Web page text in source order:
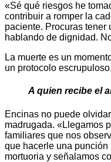
«Sé qué riesgos he
contribuir a romper la
paciente. Procuras tener
hablando de dignidad.
La muerte es un
un protocolo
A quien recibe el
Encinas no puede
madrugada. «Llegamos
familiares que nos
que hacerle una
mortuoria y señalamos